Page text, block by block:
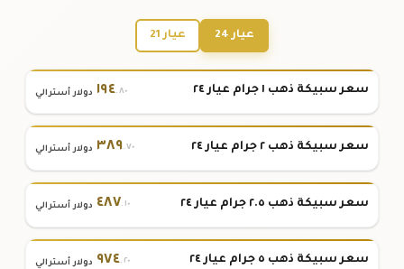
عيار 24 عيار 21
سعر سبيكة ذهب ١ جرام عيار ٢٤ ١٩٤.٨٠ دولار أسترالي
سعر سبيكة ذهب ٢ جرام عيار ٢٤ ٣٨٩.٧٠ دولار أسترالي
سعر سبيكة ذهب ٢.٥ جرام عيار ٢٤ ٤٨٧.١٠ دولار أسترالي
سعر سبيكة ذهب ٥ جرام عيار ٢٤ ٩٧٤.٢٠ دولار أسترالي